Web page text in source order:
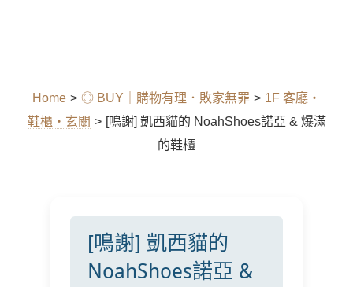
Home > ◎ BUY｜購物有理．敗家無罪 > 1F 客廳‧
鞋櫃‧玄關 > [鳴謝] 凱西貓的 NoahShoes諾亞 & 爆滿
的鞋櫃
[鳴謝] 凱西貓的
NoahShoes諾亞 &